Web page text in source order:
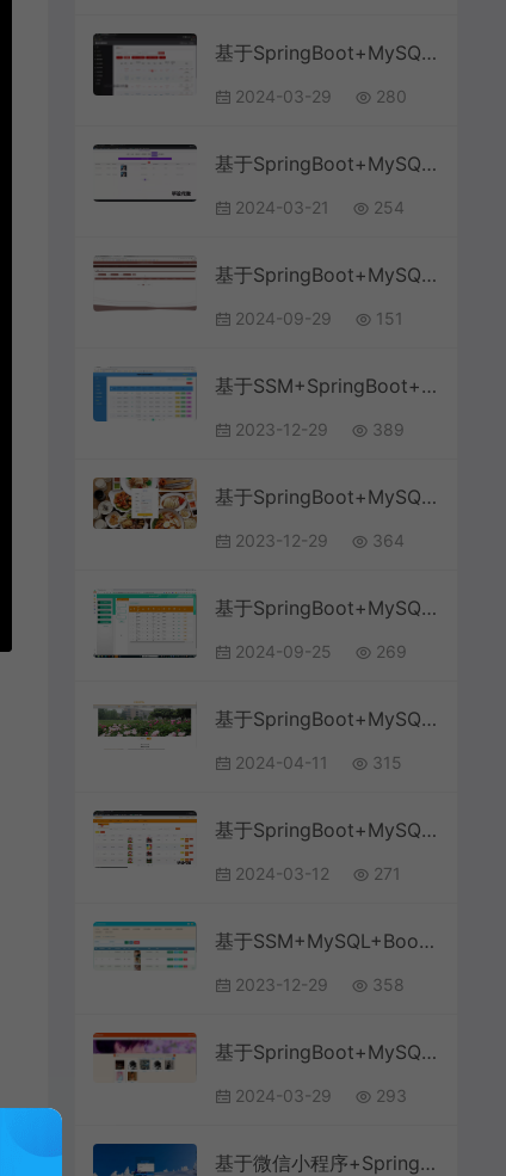
基于SpringBoot+MySQL+Vue.js的量化积分管理系统(附论文)
2024-03-29 280
基于SpringBoot+MySQL+Vue.js的政务大厅管理系统(附论文)
2024-03-21 254
基于SpringBoot+MySQL+Vue.js的大学生志愿者管理系统(附论文)
2024-09-29 151
基于SSM+SpringBoot+MySQL+Vue+ElementUI前后端分离的网络作业提交批改管理系统(附论文)
2023-12-29 389
基于SpringBoot+MySQL+Vue的网上点餐系统(附论文)
2023-12-29 364
基于SpringBoot+MySQL+Vue.js的高校奖助学金系统(附论文)
2024-09-25 269
基于SpringBoot+MySQL+Vue.js的在线教育网站系统(附论文)
2024-04-11 315
基于SpringBoot+MySQL+Vue.js的志愿者管理系统(附论文)
2024-03-12 271
基于SSM+MySQL+Bootstrap的体育竞赛管理系统(附论文)
2023-12-29 358
基于SpringBoot+MySQL+Vue.js的网络音乐系统(附论文)
2024-03-29 293
基于微信小程序+SpringBoot+MySQL的题库刷题小程序(附论文)